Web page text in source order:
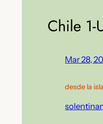
Chile 1-
Mar 28,
desde la